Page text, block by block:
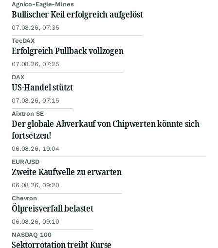
Agnico-Eagle-Mines
Bullischer Keil erfolgreich aufgelöst
07.08.26, 07:35
TecDAX
Erfolgreich Pullback vollzogen
07.08.26, 07:25
DAX
US-Handel stützt
07.08.26, 07:15
Aixtron SE
Der globale Abverkauf von Chipwerten könnte sich
fortsetzen!
06.08.26, 19:04
EUR/USD
Zweite Kaufwelle zu erwarten
06.08.26, 09:20
Chevron
Ölpreisverfall belastet
06.08.26, 09:10
NASDAQ 100
Sektorrotation treibt Kurse